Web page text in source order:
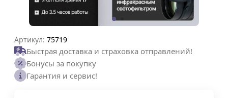
Артикул: 75719
Быстрая доставка и страховка отправлений!
Бонусы за покупку
Гарантия и сервис!